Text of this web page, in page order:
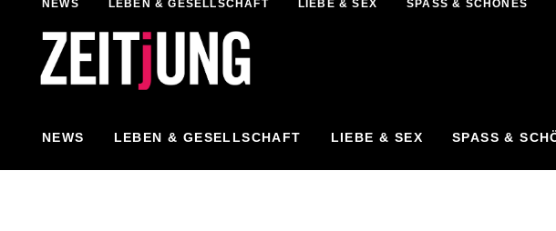
NEWS LEBEN & GESELLSCHAFT LIEBE & SEX SPASS &
NEWS LEBEN & GESELLSCHAFT LIEBE & SEX SPASS & SCHÖNES